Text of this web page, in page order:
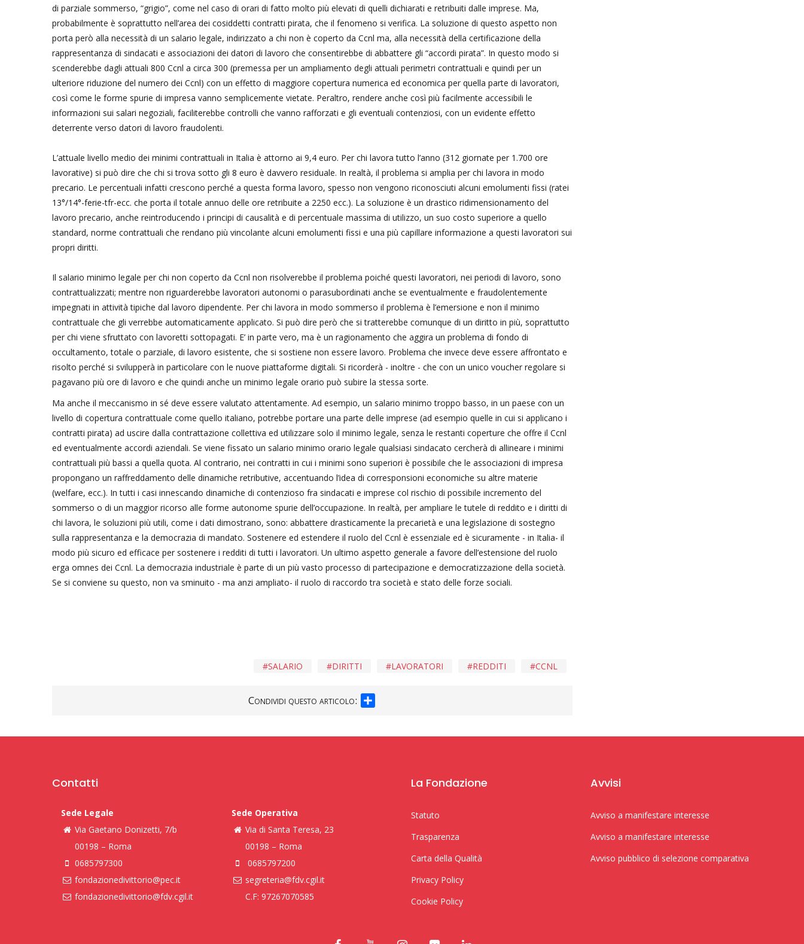
di parziale sommerso, “grigio”, come nel caso di orari di fatto molto più elevati di quelli dichiarati e retribuiti dalle imprese. Ma,
probabilmente è soprattutto nell’area dei cosiddetti contratti pirata, che il fenomeno si verifica. La soluzione di questo aspetto non
porta però alla necessità di un salario legale, indirizzato a chi non è coperto da Ccnl ma, alla necessità della certificazione della
rappresentanza di sindacati e associazioni dei datori di lavoro che consentirebbe di abbattere gli “accordi pirata”. In questo modo si
scenderebbe dagli attuali 800 Ccnl a circa 300 (premessa per un ampliamento degli attuali perimetri contrattuali e quindi per un
ulteriore riduzione del numero dei Ccnl) con un effetto di maggiore copertura numerica ed economica per quella parte di lavoratori,
così come le forme spurie di impresa vanno semplicemente vietate. Peraltro, rendere anche così più facilmente accessibili le
informazioni sui salari negoziali, faciliterebbe controlli che vanno rafforzati e gli eventuali contenziosi, con un evidente effetto
deterrente verso datori di lavoro fraudolenti.
L’attuale livello medio dei minimi contrattuali in Italia è attorno ai 9,4 euro. Per chi lavora tutto l’anno (312 giornate per 1.700 ore
lavorative) si può dire che chi si trova sotto gli 8 euro è davvero residuale. In realtà, il problema si amplia per chi lavora in modo
precario. Le percentuali infatti crescono perché a questa forma lavoro, spesso non vengono riconosciuti alcuni emolumenti fissi (ratei
13°/14°-ferie-tfr-ecc. che porta il totale annuo delle ore retribuite a 2250 ecc.). La soluzione è un drastico ridimensionamento del
lavoro precario, anche reintroducendo i principi di causalità e di percentuale massima di utilizzo, un suo costo superiore a quello
standard, norme contrattuali che rendano più vincolante alcuni emolumenti fissi e una più capillare informazione a questi lavoratori sui
propri diritti.
Il salario minimo legale per chi non coperto da Ccnl non risolverebbe il problema poiché questi lavoratori, nei periodi di lavoro, sono
contrattualizzati; mentre non riguarderebbe lavoratori autonomi o parasubordinati anche se eventualmente e fraudolentemente
impegnati in attività tipiche dal lavoro dipendente. Per chi lavora in modo sommerso il problema è l’emersione e non il minimo
contrattuale che gli verrebbe automaticamente applicato. Si può dire però che si tratterebbe comunque di un diritto in più, soprattutto
per chi viene sfruttato con lavoretti sottopagati. E’ in parte vero, ma è un ragionamento che aggira un problema di fondo di
occultamento, totale o parziale, di lavoro esistente, che si sostiene non essere lavoro. Problema che invece deve essere affrontato e
risolto perché si svilupperà in particolare con le nuove piattaforme digitali. Si ricorderà - inoltre - che con un unico voucher regolare si
pagavano più ore di lavoro e che quindi anche un minimo legale orario può subire la stessa sorte.
Ma anche il meccanismo in sé deve essere valutato attentamente. Ad esempio, un salario minimo troppo basso, in un paese con un
livello di copertura contrattuale come quello italiano, potrebbe portare una parte delle imprese (ad esempio quelle in cui si applicano i
contratti pirata) ad uscire dalla contrattazione collettiva ed utilizzare solo il minimo legale, senza le restanti coperture che offre il Ccnl
ed eventualmente accordi aziendali. Se viene fissato un salario minimo orario legale qualsiasi sindacato cercherà di allineare i minimi
contrattuali più bassi a quella quota. Al contrario, nei contratti in cui i minimi sono superiori è possibile che le associazioni di impresa
propongano un raffreddamento delle dinamiche retributive, accentuando l’idea di corresponsioni economiche su altre materie
(welfare, ecc.). In tutti i casi innescando dinamiche di contenzioso fra sindacati e imprese col rischio di possibile incremento del
sommerso o di un maggior ricorso alle forme autonome spurie dell’occupazione. In realtà, per ampliare le tutele di reddito e i diritti di
chi lavora, le soluzioni più utili, come i dati dimostrano, sono: abbattere drasticamente la precarietà e una legislazione di sostegno
sulla rappresentanza e la democrazia di mandato. Sostenere ed estendere il ruolo del Ccnl è essenziale ed è sicuramente - in Italia- il
modo più sicuro ed efficace per sostenere i redditi di tutti i lavoratori. Un ultimo aspetto generale a favore dell’estensione del ruolo
erga omnes dei Ccnl. La democrazia industriale è parte di un più vasto processo di partecipazione e democratizzazione della società.
Se si conviene su questo, non va sminuito - ma anzi ampliato- il ruolo di raccordo tra società e stato delle forze sociali.
CCNL
REDDITI
LAVORATORI
DIRITTI
SALARIO
Condividi questo articolo:
Contatti
Sede Legale
Via Gaetano Donizetti, 7/b
00198 – Roma
0685797300
fondazionedivittorio@pec.it
fondazionedivittorio@fdv.cgil.it
Sede Operativa
Via di Santa Teresa, 23
00198 – Roma
0685797200
segreteria@fdv.cgil.it
C.F: 97267070585
La Fondazione
Statuto
Trasparenza
Carta della Qualità
Privacy Policy
Cookie Policy
Avvisi
Avviso a manifestare interesse
Avviso a manifestare interesse
Avviso pubblico di selezione comparativa